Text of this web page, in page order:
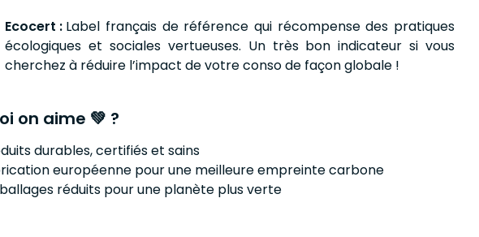
Ecocert : Label français de référence qui récompense des pratiques
écologiques et sociales vertueuses. Un très bon indicateur si vous
cherchez à réduire l’impact de votre conso de façon globale !
on aime 💚 ?
durables, certifiés et sains
européenne pour une meilleure empreinte carbone
réduits pour une planète plus verte